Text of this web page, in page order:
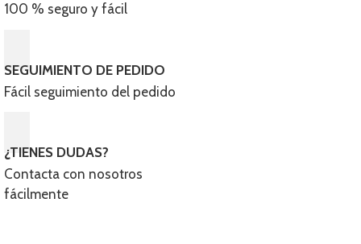
100 % seguro y fácil​
SEGUIMIENTO DE PEDIDO
Fácil seguimiento del pedido
¿TIENES DUDAS?
Contacta con nosotros
fácilmente